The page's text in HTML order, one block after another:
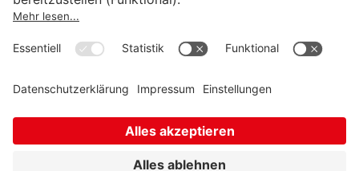
Konjunkturforschung
Unternehmensführung
Sozialrecht